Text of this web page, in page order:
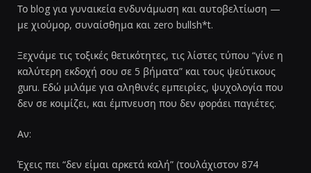
Το blog για γυναικεία ενδυνάμωση και αυτοβελτίωση —
με χιούμορ, συναίσθημα και zero bullsh*t.
Ξεχνάμε τις τοξικές θετικότητες, τις λίστες τύπου “γίνε η
καλύτερη εκδοχή σου σε 5 βήματα” και τους ψεύτικους
guru. Εδώ μιλάμε για αληθινές εμπειρίες, ψυχολογία που
δεν σε κοιμίζει, και έμπνευση που δεν φοράει παγιέτες.
Αν:
Έχεις πει “δεν είμαι αρκετά καλή” (τουλάχιστον 874